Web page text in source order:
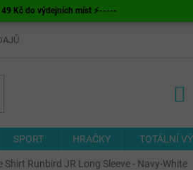
49 Kč do výdejních míst ⚡-----
SPORT HRAČKY TOTÁLNÍ
Runbird JR Long Sleeve - Navy-White